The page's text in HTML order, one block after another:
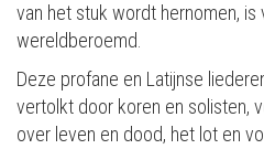
van het stuk wordt hernomen, is
wereldberoemd.
Deze profane en Latijnse
vertolkt door koren en solisten,
over leven en dood, het lot en